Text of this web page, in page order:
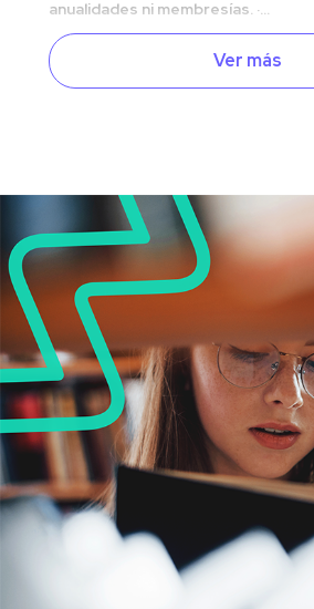
anualidades ni membresías. ·...
Ver más